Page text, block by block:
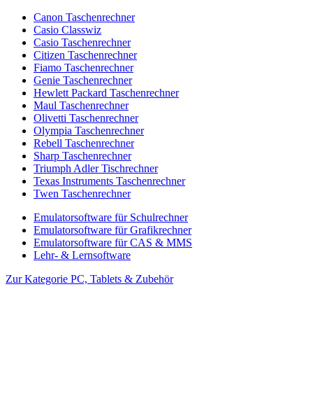
Canon Taschenrechner
Casio Classwiz
Casio Taschenrechner
Citizen Taschenrechner
Fiamo Taschenrechner
Genie Taschenrechner
Hewlett Packard Taschenrechner
Maul Taschenrechner
Olivetti Taschenrechner
Olympia Taschenrechner
Rebell Taschenrechner
Sharp Taschenrechner
Triumph Adler Tischrechner
Texas Instruments Taschenrechner
Twen Taschenrechner
Emulatorsoftware für Schulrechner
Emulatorsoftware für Grafikrechner
Emulatorsoftware für CAS & MMS
Lehr- & Lernsoftware
Zur Kategorie PC, Tablets & Zubehör